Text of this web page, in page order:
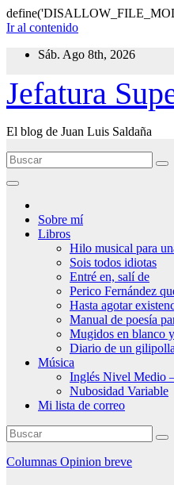
Ir al contenido
Sáb. Ago 8th, 2026
Jefatura
El blog de Juan Luis Saldaña
Sobre mí
Libros
Hilo musical para
Sois todos idiotas
Entré en, salí de
Perico Fernández
Hasta agotar
Manual de poesía
Mugidos en blanco
Diario de un
Música
Inglés Nivel Medio
Nubosidad Variable
Mi lista de correo
Columnas Opinion breve